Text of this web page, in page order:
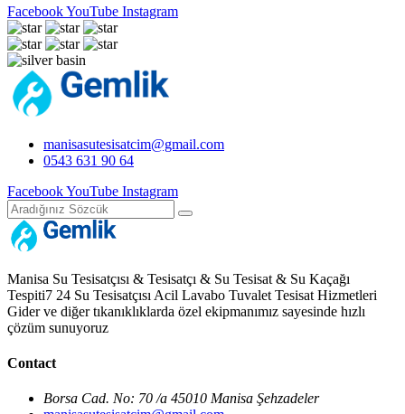
FacebookYouTube Instagram
manisasutesisatcim@gmail.com
0543 631 90 64
FacebookYouTube Instagram
Manisa Su Tesisatçısı & Tesisatçı & Su Tesisat & Su Kaçağı
Tespiti7 24 Su Tesisatçısı Acil Lavabo Tuvalet Tesisat Hizmetleri
Gider ve diğer tıkanıklıklarda özel ekipmanımız sayesinde hızlı
çözüm sunuyoruz
Contact
Borsa Cad. No: 70 /a 45010 Manisa Şehzadeler